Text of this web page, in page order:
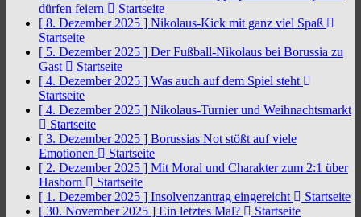
dürfen feiern
Startseite
[ 8. Dezember 2025 ] Nikolaus-Kick mit ganz viel Spaß
Startseite
[ 5. Dezember 2025 ] Der Fußball-Nikolaus bei Borussia zu
Gast
Startseite
[ 4. Dezember 2025 ] Was auch auf dem Spiel steht
Startseite
[ 4. Dezember 2025 ] Nikolaus-Turnier und Weihnachtsmarkt
Startseite
[ 3. Dezember 2025 ] Borussias Not stößt auf viele
Emotionen
Startseite
[ 2. Dezember 2025 ] Mit Moral und Charakter zum 2:1 über
Hasborn
Startseite
[ 1. Dezember 2025 ] Insolvenzantrag eingereicht
Startseite
[ 30. November 2025 ] Ein letztes Mal?
Startseite